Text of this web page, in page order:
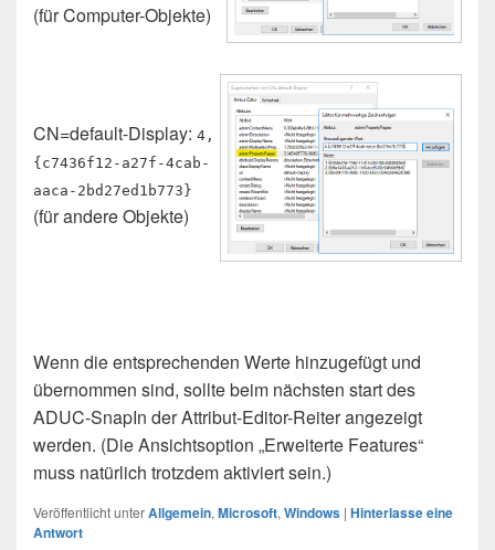
(für Computer-Objekte)
CN=default-Display: 4,
{c7436f12-a27f-4cab-
aaca-2bd27ed1b773}
(für andere Objekte)
Wenn die entsprechenden Werte hinzugefügt und
übernommen sind, sollte beim nächsten start des
ADUC-SnapIn der Attribut-Editor-Reiter angezeigt
werden. (Die Ansichtsoption „Erweiterte Features“
muss natürlich trotzdem aktiviert sein.)
Veröffentlicht unterAllgemein, Microsoft, Windows | Hinterlasse eine
Antwort